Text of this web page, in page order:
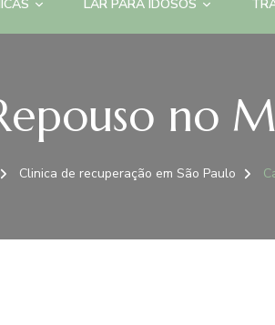
LAR PARA IDOSOS
no
Clinica de recuperação em São Paulo